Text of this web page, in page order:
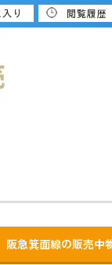
阪急箕面線の販売中
り 閲覧履歴